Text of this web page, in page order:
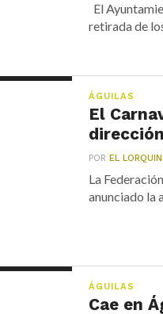
El
retirada de
ÁGUILAS
El
POREL
La
anunciado la
ÁGUILAS
Cae en